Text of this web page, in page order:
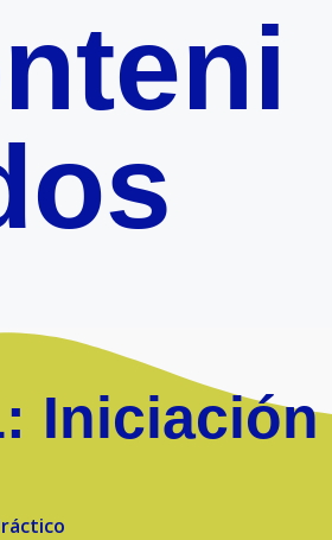
Iniciación